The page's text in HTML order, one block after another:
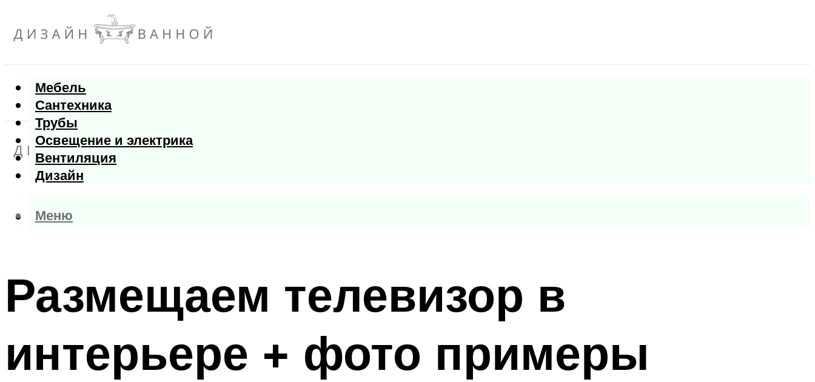
Мебель
Сантехника
Трубы
Освещение и электрика
Вентиляция
Дизайн
Меню
Меню
Размещаем телевизор в
интерьере + фото примеры